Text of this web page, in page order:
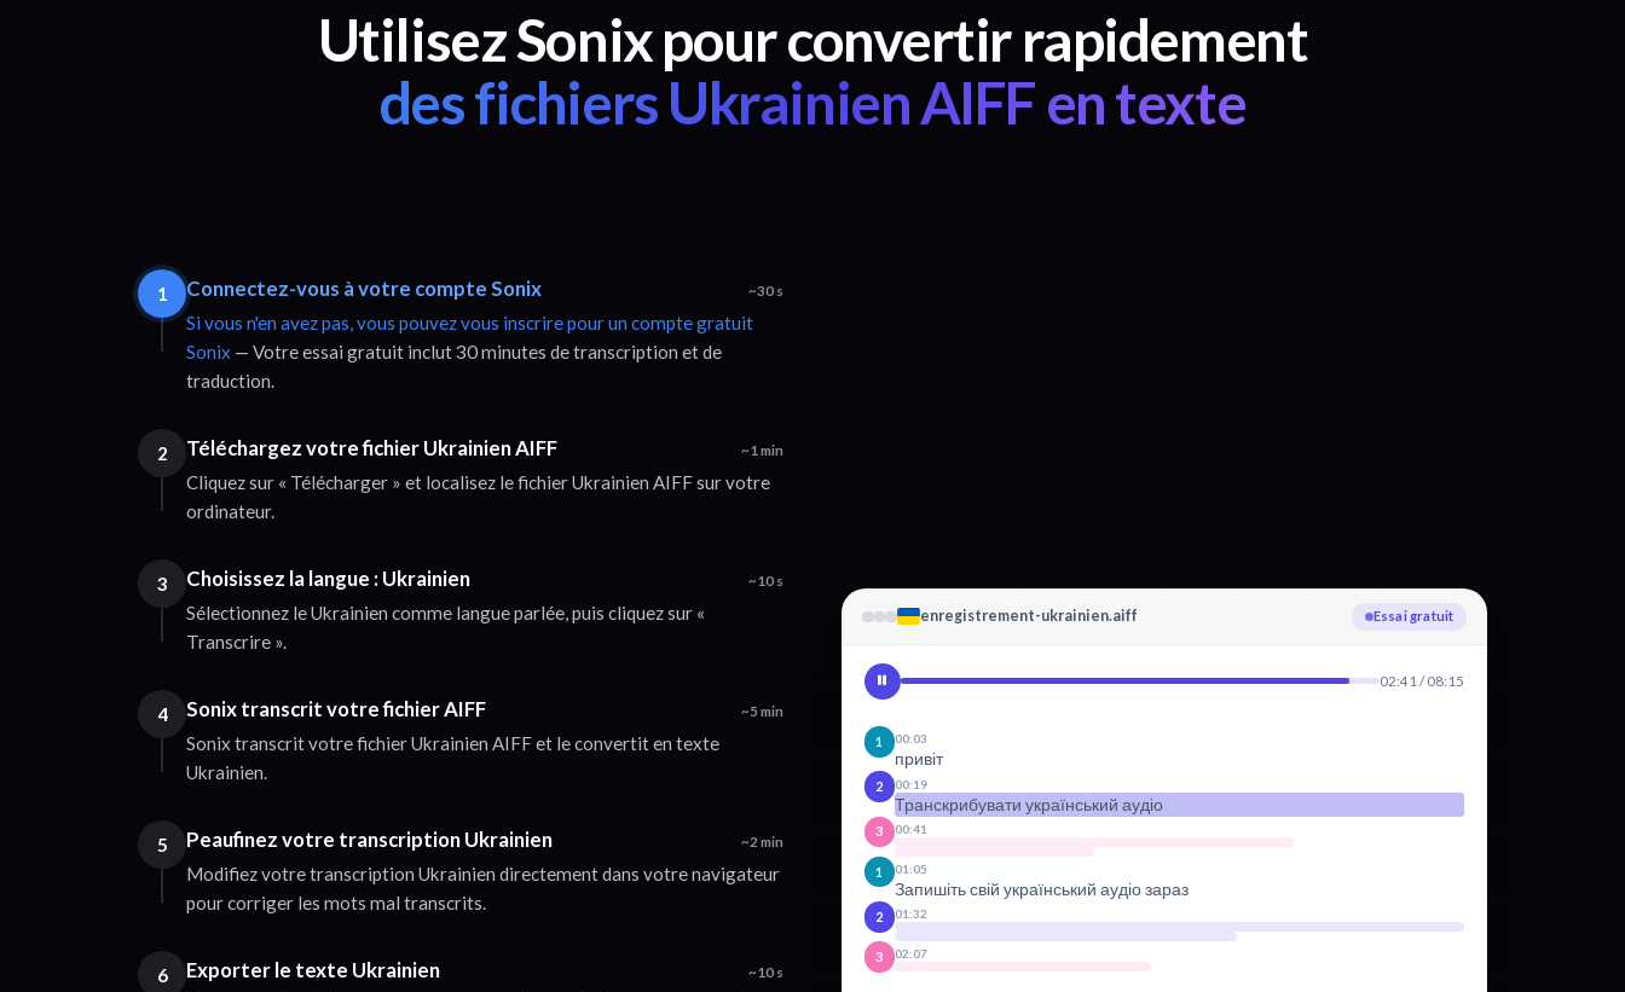
Utilisez Sonix pour convertir rapidement
des fichiers Ukrainien AIFF en texte
1 Connectez-vous à votre compte Sonix ~30 s
Si vous n'en avez pas, vous pouvez vous inscrire pour un compte gratuit
Sonix — Votre essai gratuit inclut 30 minutes de transcription et de
traduction.
2 Téléchargez votre fichier Ukrainien AIFF ~1 min
Cliquez sur « Télécharger » et localisez le fichier Ukrainien AIFF sur votre
ordinateur.
3 Choisissez la langue : Ukrainien ~10 s
Sélectionnez le Ukrainien comme langue parlée, puis cliquez sur «
Transcrire ».
4 Sonix transcrit votre fichier AIFF ~5 min
Sonix transcrit votre fichier Ukrainien AIFF et le convertit en texte
Ukrainien.
5 Peaufinez votre transcription Ukrainien ~2 min
Modifiez votre transcription Ukrainien directement dans votre navigateur
pour corriger les mots mal transcrits.
6 Exporter le texte Ukrainien ~10 s
enregistrement-ukrainien.aiff Téléversement
02:41 / 08:15
1 00:03
привіт
2 00:19
Транскрибувати український аудіо
3 00:41
1 01:05
Запишіть свій український аудіо зараз
2 01:32
3 02:07